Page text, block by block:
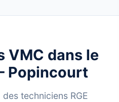
VMC dans le
Popincourt
techniciens RGE